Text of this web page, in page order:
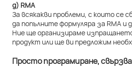
д) RMA
За всякакви проблеми, с които се
да попълните формуляра за RMA и
Ние ще организираме
продукт или ще ви предложим
Просто програмиране,